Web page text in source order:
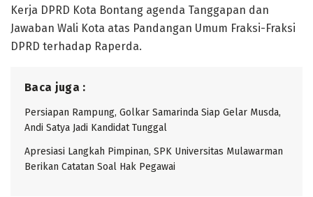
Kerja DPRD Kota Bontang agenda Tanggapan dan
Jawaban Wali Kota atas Pandangan Umum Fraksi-Fraksi
DPRD terhadap Raperda.
Baca juga :
Persiapan Rampung, Golkar Samarinda Siap Gelar Musda,
Andi Satya Jadi Kandidat Tunggal
Apresiasi Langkah Pimpinan, SPK Universitas Mulawarman
Berikan Catatan Soal Hak Pegawai